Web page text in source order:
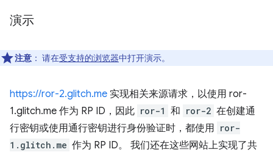
演示
注意 ： 请在受支持的浏览器中打开演示。
https://ror-2.glitch.me 实现相关来源请求，以使用 ror-
1.glitch.me 作为 RP ID，因此 ror-1 和 ror-2 在创建通
行密钥或使用通行密钥进行身份验证时，都使用 ror-
1.glitch.me 作为 RP ID。 我们还在这些网站上实现了共